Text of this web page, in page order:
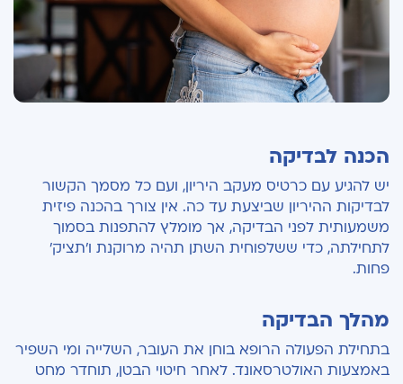
הכנה לבדיקה
יש להגיע עם כרטיס מעקב היריון, ועם כל מסמך הקשור
לבדיקות ההיריון שביצעת עד כה. אין צורך בהכנה פיזית
משמעותית לפני הבדיקה, אך מומלץ להתפנות בסמוך
לתחילתה, כדי ששלפוחית השתן תהיה מרוקנת ו'תציק'
פחות.
מהלך הבדיקה
בתחילת הפעולה הרופא בוחן את העובר, השלייה ומי השפיר
באמצעות האולטרסאונד. לאחר חיטוי הבטן, תוחדר מחט